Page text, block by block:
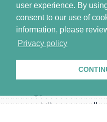
user experience. By
consent to our use of
information, please
Privacy policy
بيانات
الموقع
حقوق
النشر